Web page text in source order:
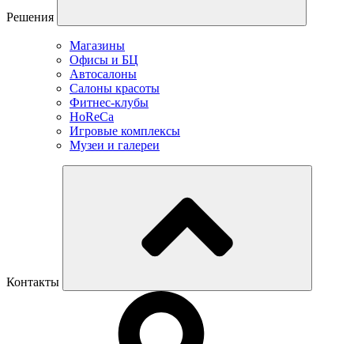
Решения
Магазины
Офисы и БЦ
Автосалоны
Салоны красоты
Фитнес-клубы
HoReCa
Игровые комплексы
Музеи и галереи
Контакты